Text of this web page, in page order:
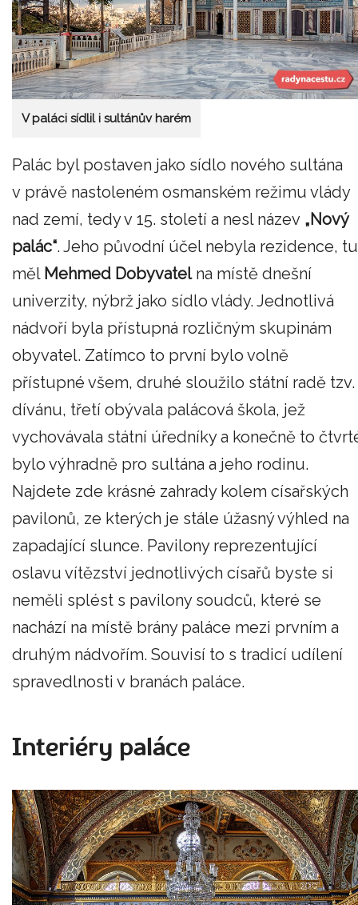
V paláci sídlil i sultánův harém
Palác byl postaven jako sídlo nového sultána
v právě nastoleném osmanském režimu vlády
nad zemí, tedy v 15. století a nesl název „Nový
palác“. Jeho původní účel nebyla rezidence, tu
měl Mehmed Dobyvatelna místě dnešní
univerzity, nýbrž jako sídlo vlády. Jednotlivá
nádvoří byla přístupná rozličným skupinám
obyvatel. Zatímco to první bylo volně
přístupné všem, druhé sloužilo státní radě tzv.
dívánu, třetí obývala palácová škola, jež
vychovávala státní úředníky a konečně to
bylo výhradně pro sultána a jeho rodinu.
Najdete zde krásné zahrady kolem císařských
pavilonů, ze kterých je stále úžasný výhled na
zapadající slunce. Pavilony reprezentující
oslavu vítězství jednotlivých císařů byste si
neměli splést s pavilony soudců, které se
nachází na místě brány paláce mezi prvním a
druhým nádvořím. Souvisí to s tradicí udílení
spravedlnosti v branách paláce.
Interiéry paláce